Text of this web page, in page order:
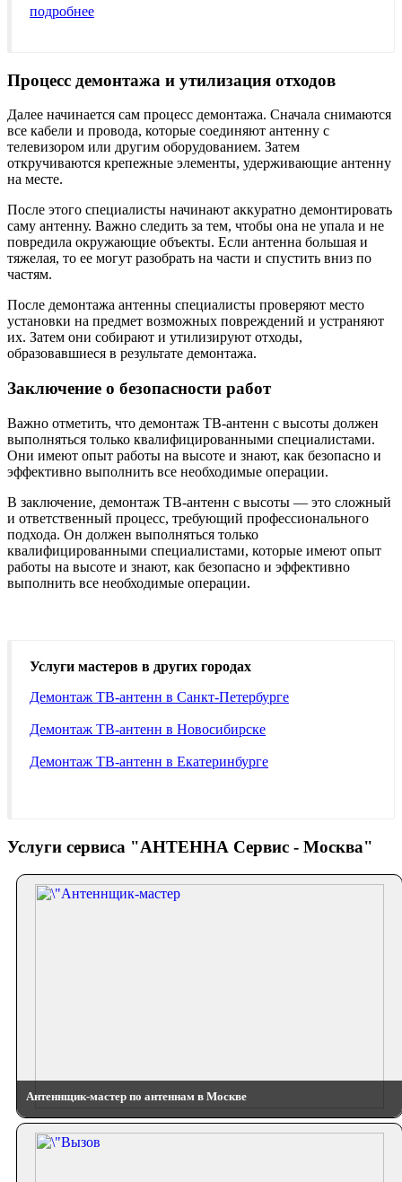
подробнее
Процесс демонтажа и утилизация отходов
Далее начинается сам процесс демонтажа. Сначала снимаются
все кабели и провода, которые соединяют антенну с
телевизором или другим оборудованием. Затем
откручиваются крепежные элементы, удерживающие антенну
на месте.
После этого специалисты начинают аккуратно демонтировать
саму антенну. Важно следить за тем, чтобы она не упала и не
повредила окружающие объекты. Если антенна большая и
тяжелая, то ее могут разобрать на части и спустить вниз по
частям.
После демонтажа антенны специалисты проверяют место
установки на предмет возможных повреждений и устраняют
их. Затем они собирают и утилизируют отходы,
образовавшиеся в результате демонтажа.
Заключение о безопасности работ
Важно отметить, что демонтаж ТВ-антенн с высоты должен
выполняться только квалифицированными специалистами.
Они имеют опыт работы на высоте и знают, как безопасно и
эффективно выполнить все необходимые операции.
В заключение, демонтаж ТВ-антенн с высоты — это сложный
и ответственный процесс, требующий профессионального
подхода. Он должен выполняться только
квалифицированными специалистами, которые имеют опыт
работы на высоте и знают, как безопасно и эффективно
выполнить все необходимые операции.
Услуги мастеров в других городах
Демонтаж ТВ-антенн в Санкт-Петербурге
Демонтаж ТВ-антенн в Новосибирске
Демонтаж ТВ-антенн в Екатеринбурге
Услуги сервиса "АНТЕННА Сервис - Москва"
Антеннщик-мастер по антеннам в Москве